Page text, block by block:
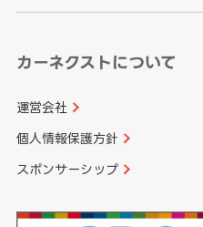
カーネクストについて
運営会社
個人情報保護方針
スポンサーシップ